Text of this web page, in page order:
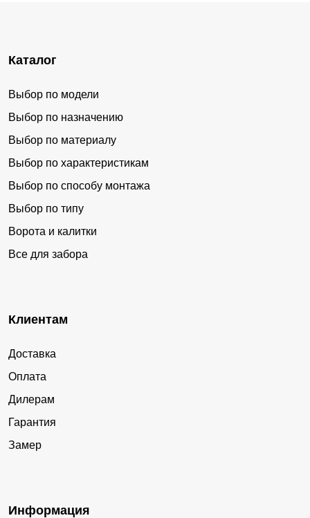
Каталог
Выбор по модели
Выбор по назначению
Выбор по материалу
Выбор по характеристикам
Выбор по способу монтажа
Выбор по типу
Ворота и калитки
Все для забора
Клиентам
Доставка
Оплата
Дилерам
Гарантия
Замер
Информация